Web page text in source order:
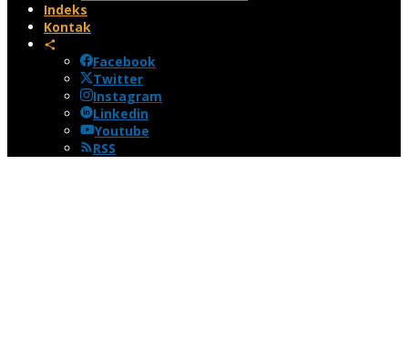
Indeks
Kontak
Facebook
Twitter
Instagram
Linkedin
Youtube
RSS